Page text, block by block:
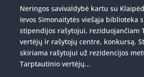
Neringos savivaldybė kartu su
Ievos Simonaitytės viešąja biblioteka
stipendijos rašytojui, reziduojančiam
vertėjų ir rašytojų centre, konkursą.
skiriama rašytojui už rezidencijos
Tarptautinio vertėjų...